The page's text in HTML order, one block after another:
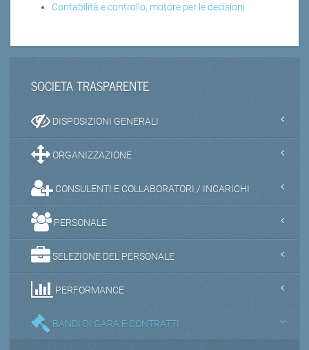
Contabilità e controllo, motore per le decisioni
SOCIETA TRASPARENTE
DISPOSIZIONI GENERALI
ORGANIZZAZIONE
CONSULENTI E COLLABORATORI / INCARICHI
PERSONALE
SELEZIONE DEL PERSONALE
PERFORMANCE
BANDI DI GARA E CONTRATTI